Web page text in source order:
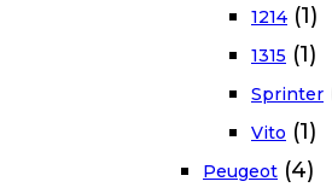
1214 (1)
1315 (1)
Sprinter
Vito (1)
Peugeot (4)